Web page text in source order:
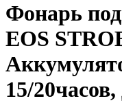
Фонарь
EOS
15/